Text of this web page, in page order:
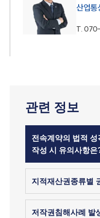
산업통
T.
관련 정보
전속계약의 법적 성
작성 시 유의사항은
지적재산권종류별
저작권침해사례 발